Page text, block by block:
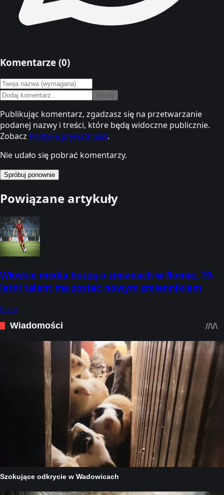
Komentarze (0)
Wyślij
Publikując komentarz, zgadzasz się na przetwarzanie
podanej nazwy i treści, które będą widoczne publicznie.
Zobacz Politykę prywatności.
Nie udało się pobrać komentarzy.
Spróbuj ponownie
Powiązane artykuły
Włoskie media huczą o zmianach w Romie. 19-
letni talent ma zostać nowym zmiennikiem
6 sie